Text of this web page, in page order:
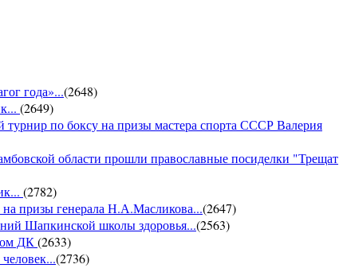
года»...(2648)
(2649)
по боксу на призы мастера спорта СССР Валерия
области прошли православные посиделки "Трещат
(2782)
на призы генерала Н.А.Масликова...(2647)
Шапкинской школы здоровья...(2563)
ДК(2633)
(2736)